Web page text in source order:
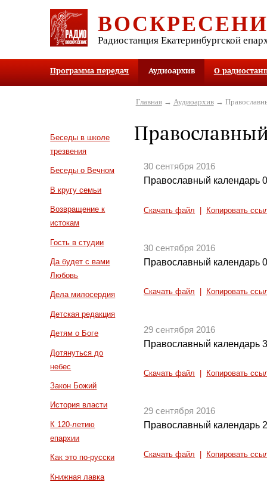
Радиостанция Екатеринбургской
Программа передач Аудиоархив О
Беседы в школе
трезвения
Беседы о Вечном
В кругу семьи
Возвращение к
истокам
Гость в студии
Да будет с вами
Любовь
Дела милосердия
Детская редакция
Детям о Боге
Дотянуться до
небес
Закон Божий
История власти
К 120-летию
епархии
Как это по-русски
Книжная лавка
Главная→ Аудиоархив→
30 сентября 2016
Православный календарь
Скачать файл Копировать
30 сентября 2016
Православный календарь
Скачать файл Копировать
29 сентября 2016
Православный календарь
Скачать файл Копировать
29 сентября 2016
Православный календарь
Скачать файл Копировать